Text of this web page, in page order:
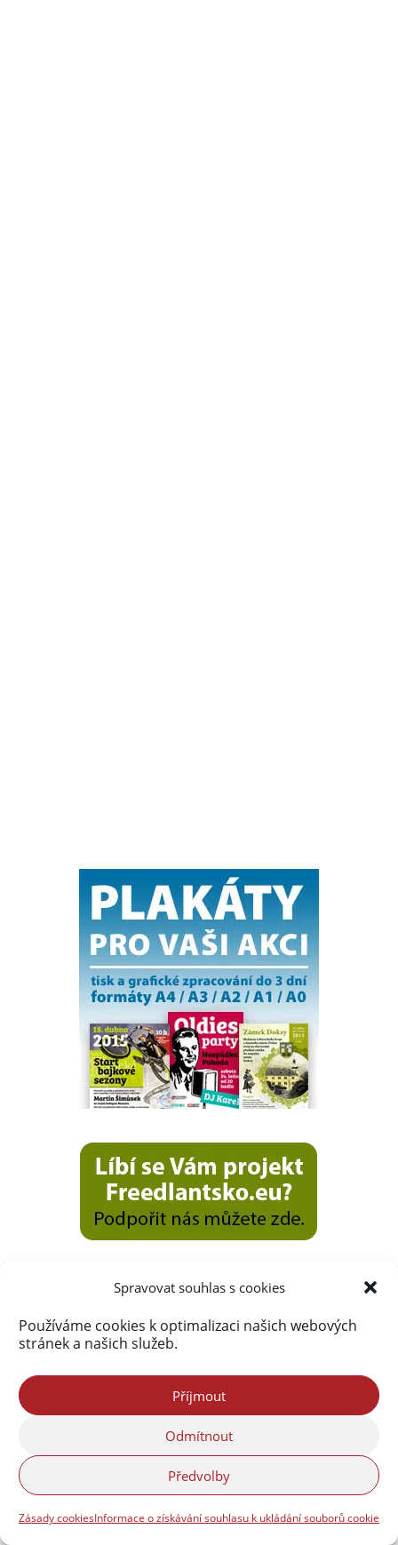
Spravovat souhlas s cookies
Používáme cookies k optimalizaci našich webových
stránek a našich služeb.
Příjmout
Odmítnout
Předvolby
Zásady cookiesInformace o získávání souhlasu k ukládání souborů cookie